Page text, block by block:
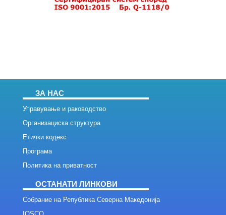
ЗА НАС
Управување и раководство
Организациска структура
Етички кодекс
Програма
Политика на приватност
ОСТАНАТИ ЛИНКОВИ
Собрание на Република Северна Македонија